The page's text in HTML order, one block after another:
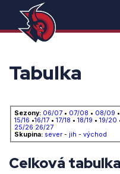
Tabulka
Sezony: 06/07 • 07/08 • 08/09 •
15/16 •16/17 • 17/18 • 18/19 • 19/20
25/26 26/27
Skupina: sever - jih - východ
Celková